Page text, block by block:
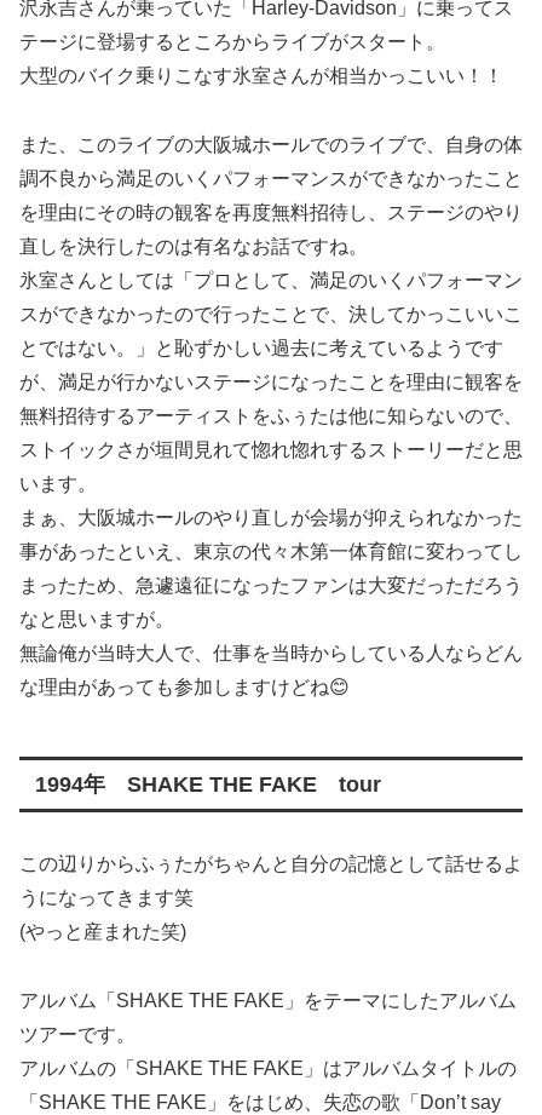
沢永吉さんが乗っていた「Harley-Davidson」に乗ってス
テージに登場するところからライブがスタート。
大型のバイク乗りこなす氷室さんが相当かっこいい！！
また、このライブの大阪城ホールでのライブで、自身の体
調不良から満足のいくパフォーマンスができなかったこと
を理由にその時の観客を再度無料招待し、ステージのやり
直しを決行したのは有名なお話ですね。
氷室さんとしては「プロとして、満足のいくパフォーマン
スができなかったので行ったことで、決してかっこいいこ
とではない。」と恥ずかしい過去に考えているようです
が、満足が行かないステージになったことを理由に観客を
無料招待するアーティストをふぅたは他に知らないので、
ストイックさが垣間見れて惚れ惚れするストーリーだと思
います。
まぁ、大阪城ホールのやり直しが会場が抑えられなかった
事があったといえ、東京の代々木第一体育館に変わってし
まったため、急遽遠征になったファンは大変だっただろう
なと思いますが。
無論俺が当時大人で、仕事を当時からしている人ならどん
な理由があっても参加しますけどね😊
1994年 SHAKE THE FAKE tour
この辺りからふぅたがちゃんと自分の記憶として話せるよ
うになってきます笑
(やっと産まれた笑)
アルバム「SHAKE THE FAKE」をテーマにしたアルバム
ツアーです。
アルバムの「SHAKE THE FAKE」はアルバムタイトルの
「SHAKE THE FAKE」をはじめ、失恋の歌「Don’t say